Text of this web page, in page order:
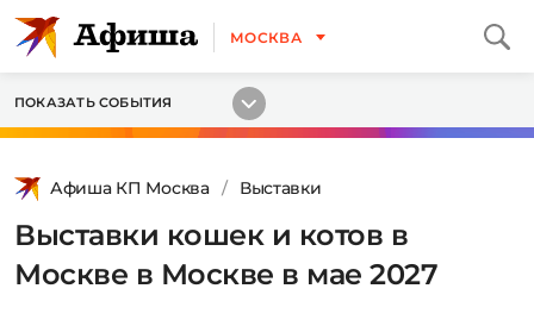
МОСКВА
ПОКАЗАТЬ СОБЫТИЯ
Афиша КП Москва Выставки
Выставки кошек и котов в
Москве в Москве в мае 2027